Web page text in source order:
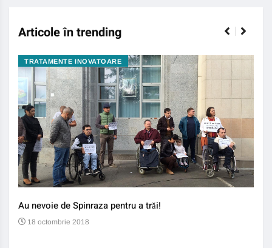
Articole în trending
TRATAMENTE INOVATOARE
Au nevoie de Spinraza pentru a trăi!
18 octombrie 2018